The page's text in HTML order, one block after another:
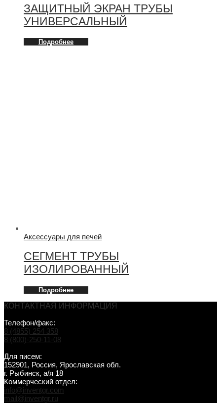
ЗАЩИТНЫЙ ЭКРАН ТРУБЫ
УНИВЕРСАЛЬНЫЙ
Подробнее
Аксессуары для печей
СЕГМЕНТ ТРУБЫ
ИЗОЛИРОВАННЫЙ
Подробнее
КОНТАКТНАЯ ИНФОРМАЦИЯ
Телефон/факс:
8 (4855) 254 358
8 (800)-250-11-08
Для писем:
152901, Россия, Ярославская обл.
г. Рыбинск, а/я 18
Коммерческий отдел:
info@inventgr.com
mail@inventgr.ru